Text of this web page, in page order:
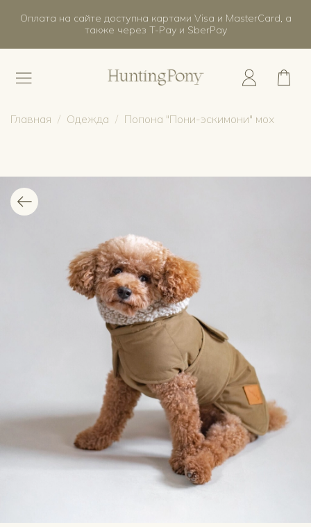
Оплата на сайте доступна картами Visa и MasterCard, а
также через T-Pay и SberPay
Главная Одежда Попона "Пони-эскимони" мох